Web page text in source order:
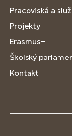
Pracoviská a
Projekty
Erasmus+
Školský
Kontakt